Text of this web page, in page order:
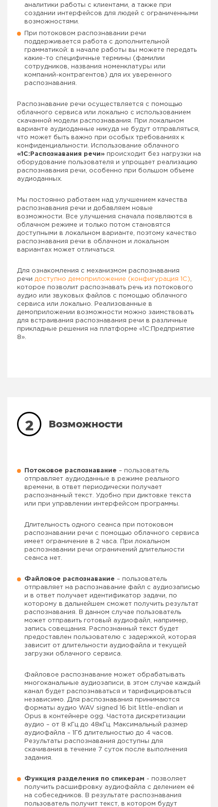
аналитики работы с клиентами, а также при
создании интерфейсов для людей с ограниченными
возможностями.
При потоковом распознавании речи
поддерживается работа с дополнительной
грамматикой: в начале работы вы можете передать
какие-то специфичные термины (фамилии
сотрудников, названия номенклатуры или
компаний-контрагентов) для их уверенного
распознавания.
Распознавание речи осуществляется с помощью
облачного сервиса или локально с использованием
скачанной модели распознавания. При локальном
варианте аудиоданные никуда не будут отправляться,
что может быть важно при особых требованиях к
конфиденциальности. Использование облачного
«1С:Распознавания речи» происходит без нагрузки на
оборудование пользователя и упрощает реализацию
распознавания речи, особенно при большом объеме
аудиоданных.
Мы постоянно работаем над улучшением качества
распознавания речи и добавляем новые
возможности. Все улучшения сначала появляются в
облачном режиме и только потом становятся
доступными в локальном варианте, поэтому качество
распознавания речи в облачном и локальном
вариантах может отличаться.
Для ознакомления с механизмом распознавания
речи доступно демоприложение (конфигурация 1С)
которое позволит распознавать речь из потокового
аудио или звуковых файлов с помощью облачного
сервиса или локально. Реализованные в
демоприложении возможности можно заимствовать
для встраивания распознавания речи в различные
прикладные решения на платформе «1С:Предприятие
8».
2 Возможности
Потоковое распознавание – пользователь
отправляет аудиоданные в режиме реального
времени, в ответ периодически получает
распознанный текст. Удобно при диктовке текста
или при управлении интерфейсом программы.
Длительность одного сеанса при потоковом
распознавании речи с помощью облачного сервиса
имеет ограничение в 2 часа. При локальном
распознавании речи ограничений длительности
сеанса нет.
Файловое распознавание – пользователь
отправляет на распознавание файл с аудиозаписью
и в ответ получает идентификатор задачи, по
которому в дальнейшем сможет получить результат
распознавания. В данном случае пользователь
может отправить готовый аудиофайл, например,
запись совещания. Распознанный текст будет
предоставлен пользователю с задержкой, которая
зависит от длительности аудиофайла и текущей
загрузки облачного сервиса.
Файловое распознавание может обрабатывать
многоканальные аудиозаписи, в этом случае каждый
канал будет распознаваться и тарифицироваться
независимо. Для распознавания принимаются
форматы аудио WAV signed 16 bit little-endian и
Opus в контейнере ogg. Частота дискретизации
аудио – от 8 кГц до 48кГц. Максимальный размер
аудиофайла – 1Гб длительностью до 4 часов.
Результаты распознавания доступны для
скачивания в течение 7 суток после выполнения
задания.
Функция разделения по спикерам - позволяет
получить расшифровку аудиофайла с делением её
на собеседников. В результате распознавания
пользователь получит текст, в котором будут